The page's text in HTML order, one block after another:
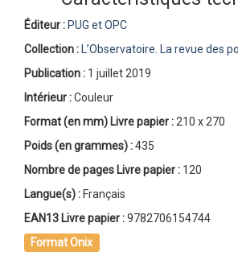
Éditeur : PUG et OPC
Collection : L’Observatoire. La revue des
Publication : 1 juillet 2019
Intérieur :Couleur
Format (en mm) Livre papier : 210 x 270
Poids (en grammes) :435
Nombre de pages Livre papier : 120
Langue(s) : Français
EAN13 Livre papier :9782706154744
Format Onix